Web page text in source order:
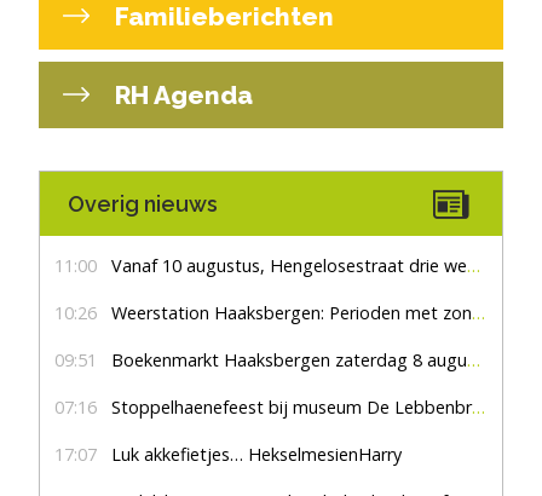
Familieberichten
RH Agenda
Overig nieuws
11:00 Vanaf 10 augustus, Hengelosestraat drie weken dicht voor doorgaand verkeer
10:26 Weerstation Haaksbergen: Perioden met zon en droog
09:51 Boekenmarkt Haaksbergen zaterdag 8 augustus, marktplein Haaksbergen
07:16 Stoppelhaenefeest bij museum De Lebbenbrugge
17:07 Luk akkefietjes… HekselmesienHarry